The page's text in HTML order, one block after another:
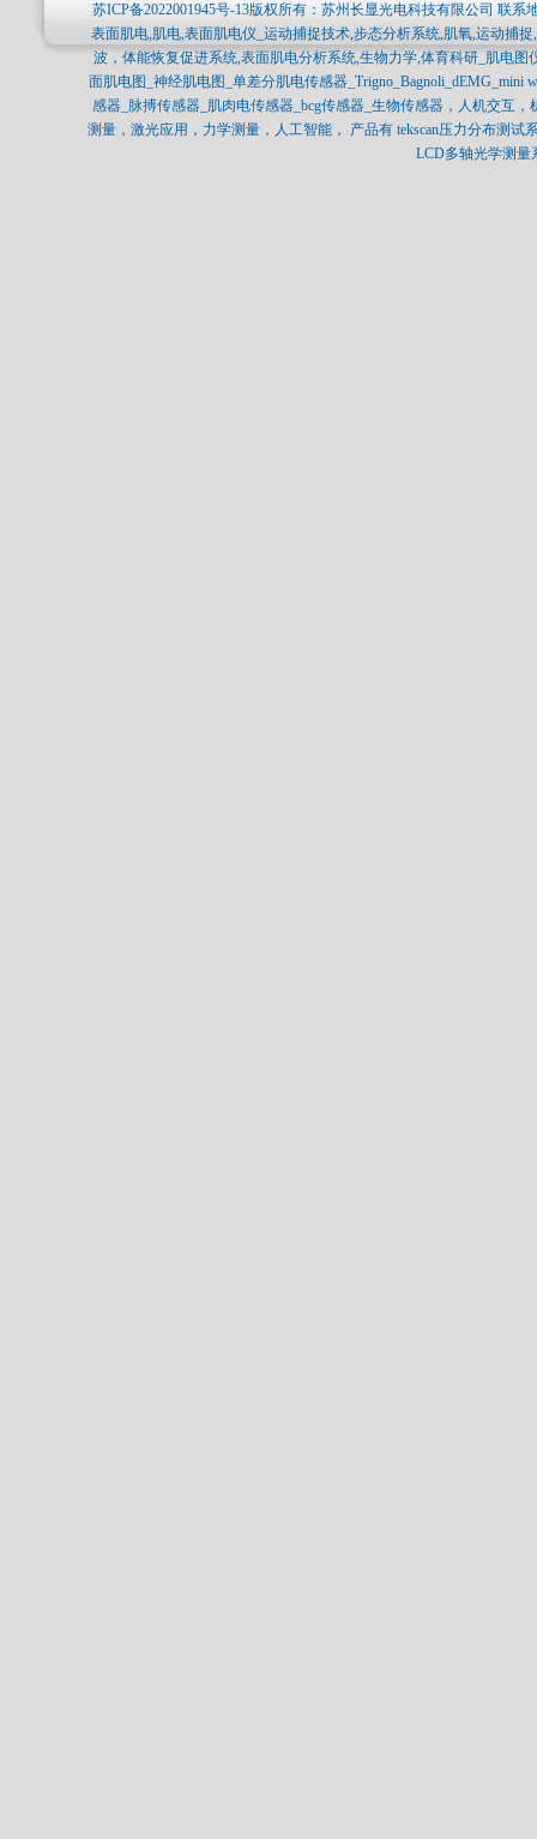
苏ICP备2022001945号-13版权所有：苏州长显光电科技有限公司 联系
表面肌电,肌电,表面肌电仪_运动捕捉技术,步态分析系统,肌氧,运动捕
波，体能恢复促进系统,表面肌电分析系统,生物力学,体育科研_肌电
面肌电图_神经肌电图_单差分肌电传感器_Trigno_Bagnoli_dEMG_mini
感器_脉搏传感器_肌肉电传感器_bcg传感器_生物传感器，人机交互
测量，激光应用，力学测量，人工智能， 产品有 tekscan压力分布测试
LCD多轴光学测量